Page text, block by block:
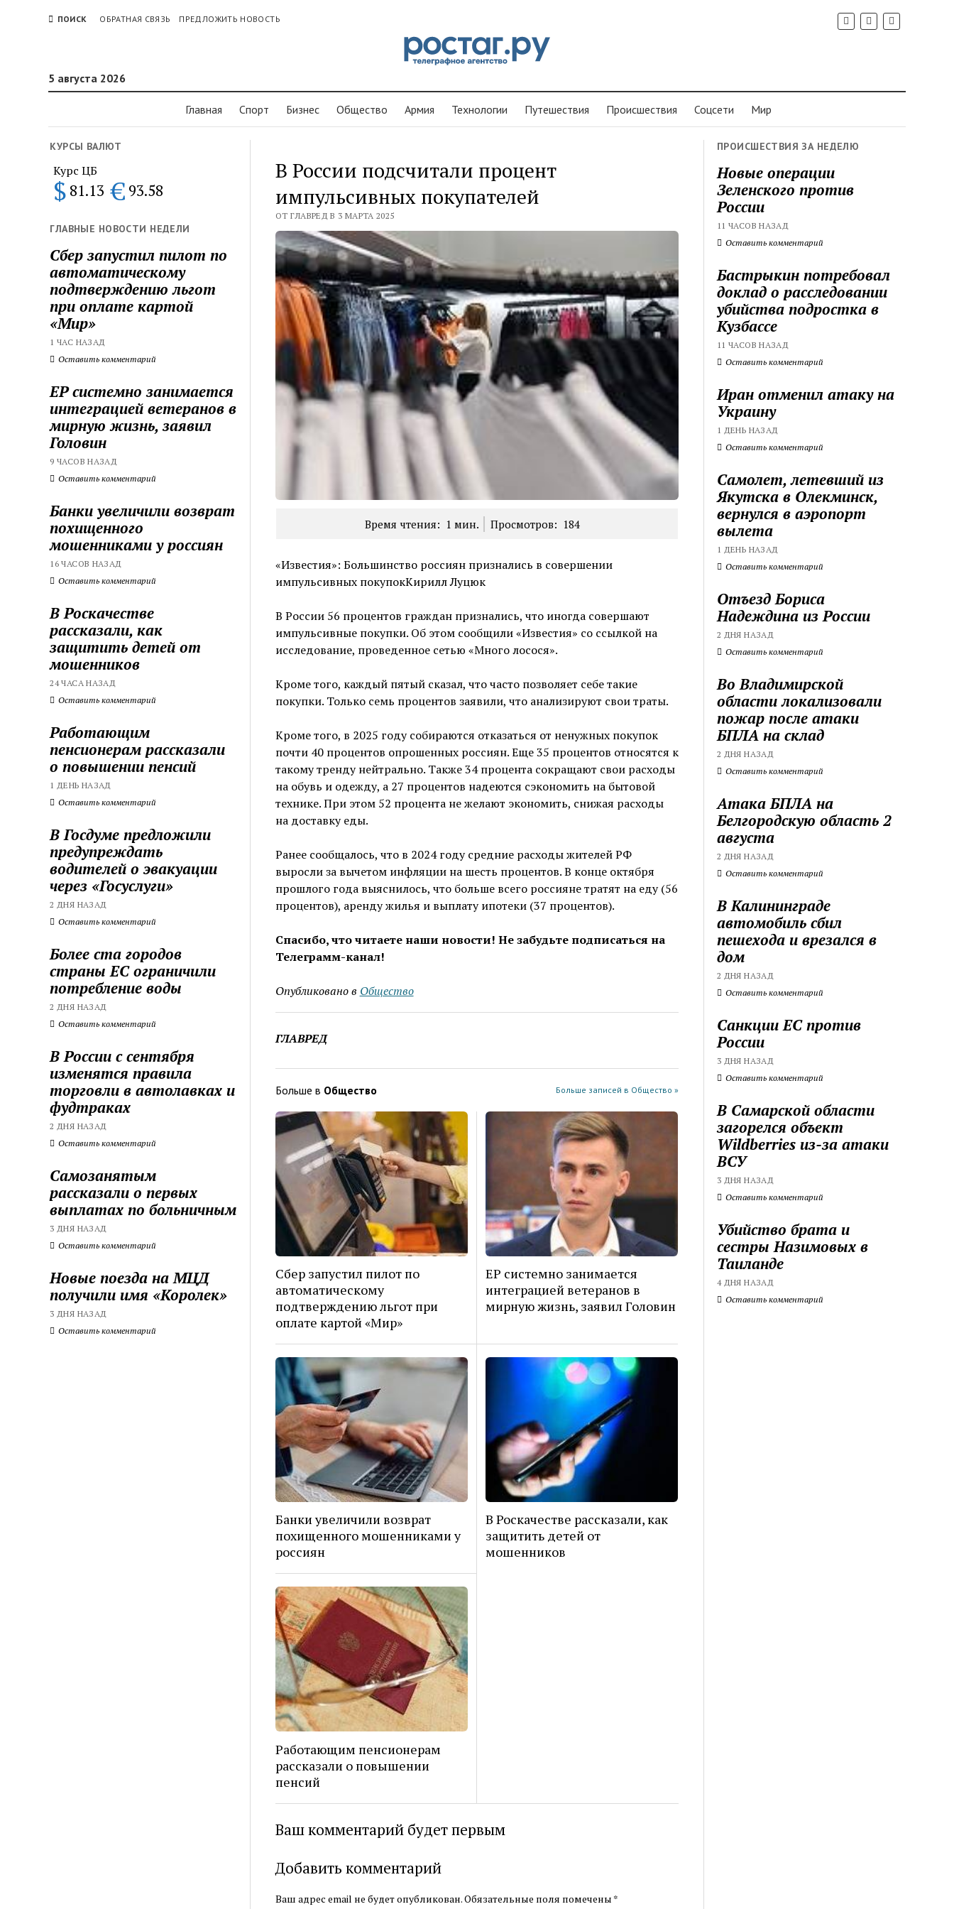
ПОИСК ОБРАТНАЯ СВЯЗЬ ПРЕДЛОЖИТЬ НОВОСТЬ
5 августа 2026
Главная Спорт Бизнес Общество Армия Технологии Путешествия Проиcшествия Соцсети Мир
КУРСЫ ВАЛЮТ
Курс ЦБ
$ 81.13 € 93.58
ГЛАВНЫЕ НОВОСТИ НЕДЕЛИ
Сбер запустил пилот по
автоматическому
подтверждению льгот
при оплате картой
«Мир»
1 ЧАС НАЗАД
Оставить комментарий
ЕР системно занимается
интеграцией ветеранов в
мирную жизнь, заявил
Головин
9 ЧАСОВ НАЗАД
Оставить комментарий
Банки увеличили возврат
похищенного
мошенниками у россиян
16 ЧАСОВ НАЗАД
Оставить комментарий
В Роскачестве
рассказали, как
защитить детей от
мошенников
24 ЧАСА НАЗАД
Оставить комментарий
Работающим
пенсионерам рассказали
о повышении пенсий
1 ДЕНЬ НАЗАД
Оставить комментарий
В Госдуме предложили
предупреждать
водителей о эвакуации
через «Госуслуги»
2 ДНЯ НАЗАД
Оставить комментарий
Более ста городов
страны ЕС ограничили
потребление воды
2 ДНЯ НАЗАД
Оставить комментарий
В России с сентября
изменятся правила
торговли в автолавках и
фудтраках
2 ДНЯ НАЗАД
Оставить комментарий
Самозанятым
рассказали о первых
выплатах по больничным
3 ДНЯ НАЗАД
Оставить комментарий
Новые поезда на МЦД
получили имя «Королек»
3 ДНЯ НАЗАД
Оставить комментарий
В России подсчитали процент
импульсивных покупателей
ОТ ГЛАВРЕД В 3 МАРТА 2025
Время чтения: 1 мин. Просмотров: 184
«Известия»: Большинство россиян признались в совершении
импульсивных покупокКирилл Луцюк
В России 56 процентов граждан признались, что иногда совершают
импульсивные покупки. Об этом сообщили «Известия» со ссылкой на
исследование, проведенное сетью «Много лосося».
Кроме того, каждый пятый сказал, что часто позволяет себе такие
покупки. Только семь процентов заявили, что анализируют свои траты.
Кроме того, в 2025 году собираются отказаться от ненужных покупок
почти 40 процентов опрошенных россиян. Еще 35 процентов относятся к
такому тренду нейтрально. Также 34 процента сокращают свои расходы
на обувь и одежду, а 27 процентов надеются сэкономить на бытовой
технике. При этом 52 процента не желают экономить, снижая расходы
на доставку еды.
Ранее сообщалось, что в 2024 году средние расходы жителей РФ
выросли за вычетом инфляции на шесть процентов. В конце октября
прошлого года выяснилось, что больше всего россияне тратят на еду (56
процентов), аренду жилья и выплату ипотеки (37 процентов).
Спасибо, что читаете наши новости! Не забудьте подписаться на
Телеграмм-канал!
Опубликовано в Общество
ГЛАВРЕД
Больше в Общество Больше записей в Общество »
Сбер запустил пилот по
автоматическому
подтверждению льгот при
оплате картой «Мир»
ЕР системно занимается
интеграцией ветеранов в
мирную жизнь, заявил Головин
Банки увеличили возврат
похищенного мошенниками у
россиян
В Роскачестве рассказали, как
защитить детей от
мошенников
Работающим пенсионерам
рассказали о повышении
пенсий
Ваш комментарий будет первым
Добавить комментарий
Ваш адрес email не будет опубликован.Обязательные поля помечены *
ПРОИСШЕСТВИЯ ЗА НЕДЕЛЮ
Новые операции
Зеленского против
России
11 ЧАСОВ НАЗАД
Оставить комментарий
Бастрыкин потребовал
доклад о расследовании
убийства подростка в
Кузбассе
11 ЧАСОВ НАЗАД
Оставить комментарий
Иран отменил атаку на
Украину
1 ДЕНЬ НАЗАД
Оставить комментарий
Самолет, летевший из
Якутска в Олекминск,
вернулся в аэропорт
вылета
1 ДЕНЬ НАЗАД
Оставить комментарий
Отъезд Бориса
Надеждина из России
2 ДНЯ НАЗАД
Оставить комментарий
Во Владимирской
области локализовали
пожар после атаки
БПЛА на склад
2 ДНЯ НАЗАД
Оставить комментарий
Атака БПЛА на
Белгородскую область 2
августа
2 ДНЯ НАЗАД
Оставить комментарий
В Калининграде
автомобиль сбил
пешехода и врезался в
дом
2 ДНЯ НАЗАД
Оставить комментарий
Санкции ЕС против
России
3 ДНЯ НАЗАД
Оставить комментарий
В Самарской области
загорелся объект
Wildberries из-за атаки
ВСУ
3 ДНЯ НАЗАД
Оставить комментарий
Убийство брата и
сестры Назимовых в
Таиланде
4 ДНЯ НАЗАД
Оставить комментарий